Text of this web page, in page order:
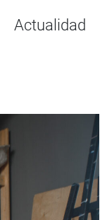
Actualidad